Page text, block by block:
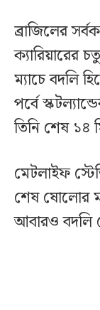
ব্রাজিলের
ক্যারিয়ারের
ম্যাচে বদলি
পর্বে
তিনি শেষ ১৪
মেটলাইফ
শেষ ষোলোর
আবারও বদলি